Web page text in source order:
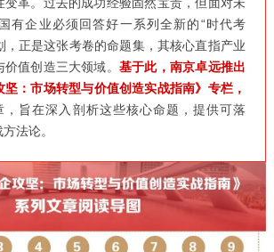
有企业必须回答好一系列全新的“时代考
，正是这张考卷的命题集，其核心直指产业
值创造三大领域。 基于此，南京卓远推出
坚：市场转型与价值创造实战指南》专栏，
，旨在深入剖析这些核心命题，提供可落
法论。